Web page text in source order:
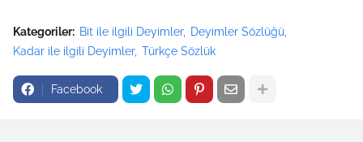
Kategoriler: Bit ile ilgili Deyimler
Deyimler Sözlüğü
Kadar ile ilgili Deyimler Türkçe Sözlük
Facebook